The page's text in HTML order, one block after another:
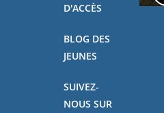
D'ACCÈS
BLOG DES
JEUNES
SUIVEZ-
NOUS SUR